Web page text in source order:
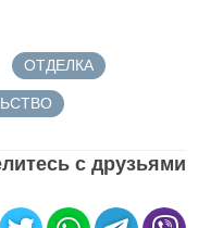
ОТДЕЛКА
с друзьями